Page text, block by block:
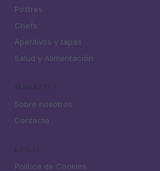
Postres
Chefs
Aperitivos y tapas
Salud y Alimentación
Sobre nosotros
Contacto
Política de Cookies